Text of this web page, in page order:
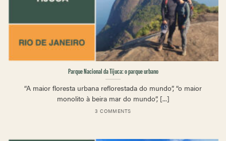
Parque Nacional da Tijuca: o parque urbano
“A maior floresta urbana reflorestada do mundo”, “o maior
monolito à beira mar do mundo”, [...]
3 COMMENTS